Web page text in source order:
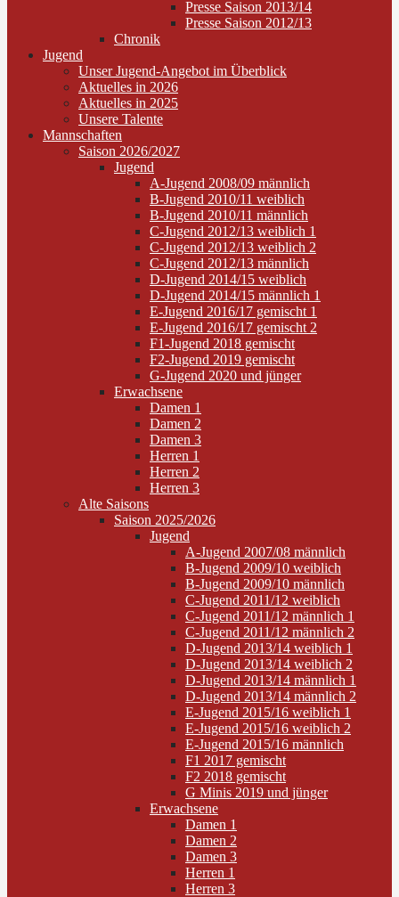
Presse Saison 2013/14
Presse Saison 2012/13
Chronik
Jugend
Unser Jugend-Angebot im Überblick
Aktuelles in 2026
Aktuelles in 2025
Unsere Talente
Mannschaften
Saison 2026/2027
Jugend
A-Jugend 2008/09 männlich
B-Jugend 2010/11 weiblich
B-Jugend 2010/11 männlich
C-Jugend 2012/13 weiblich 1
C-Jugend 2012/13 weiblich 2
C-Jugend 2012/13 männlich
D-Jugend 2014/15 weiblich
D-Jugend 2014/15 männlich 1
E-Jugend 2016/17 gemischt 1
E-Jugend 2016/17 gemischt 2
F1-Jugend 2018 gemischt
F2-Jugend 2019 gemischt
G-Jugend 2020 und jünger
Erwachsene
Damen 1
Damen 2
Damen 3
Herren 1
Herren 2
Herren 3
Alte Saisons
Saison 2025/2026
Jugend
A-Jugend 2007/08 männlich
B-Jugend 2009/10 weiblich
B-Jugend 2009/10 männlich
C-Jugend 2011/12 weiblich
C-Jugend 2011/12 männlich 1
C-Jugend 2011/12 männlich 2
D-Jugend 2013/14 weiblich 1
D-Jugend 2013/14 weiblich 2
D-Jugend 2013/14 männlich 1
D-Jugend 2013/14 männlich 2
E-Jugend 2015/16 weiblich 1
E-Jugend 2015/16 weiblich 2
E-Jugend 2015/16 männlich
F1 2017 gemischt
F2 2018 gemischt
G Minis 2019 und jünger
Erwachsene
Damen 1
Damen 2
Damen 3
Herren 1
Herren 3